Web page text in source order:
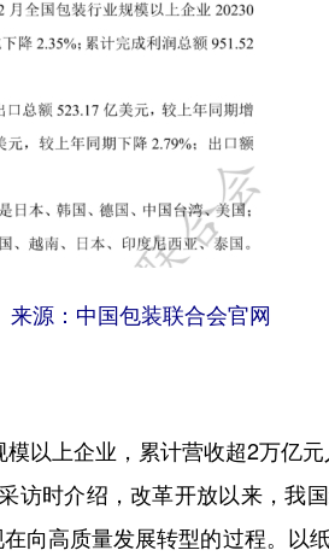
源：中国包装联合会官网
上企业，累计营收超2万亿元
访时介绍，改革开放以来，我
向高质量发展转型的过程。以